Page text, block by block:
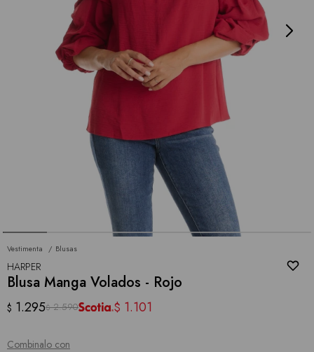
Vestimenta Blusas
HARPER
Blusa Manga Volados - Rojo
$ 1.295$ 2.590 $ 1.101
Combinalo con